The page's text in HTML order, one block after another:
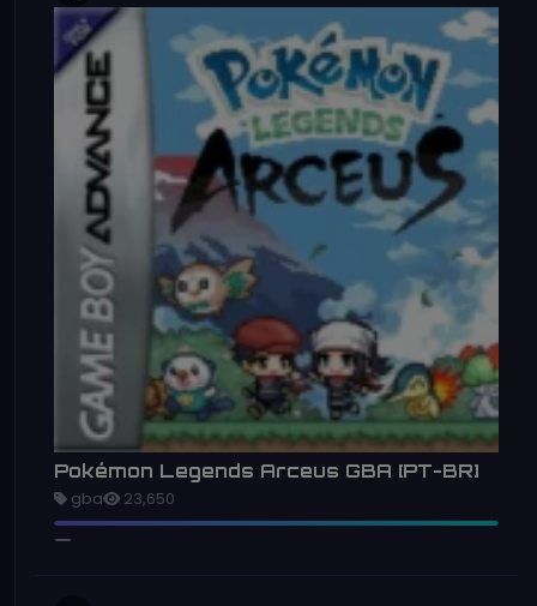
Pokémon Legends Arceus GBA [PT-BR]
gba 23,650